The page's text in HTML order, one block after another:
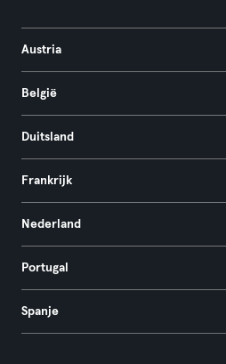
Austria
België
Duitsland
Frankrijk
Nederland
Portugal
Spanje